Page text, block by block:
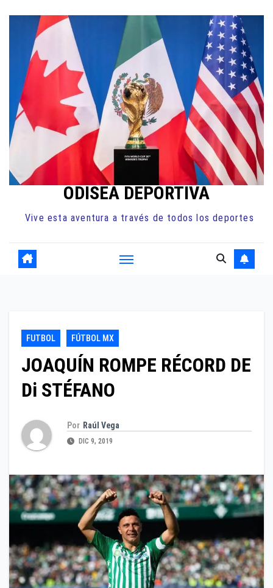
contenido
ODISEA DEPORTIVA
Vive esta aventura a través de todos los deportes
FUTBOL FÚTBOL MX
JOAQUÍN ROMPE RÉCORD DE
Di STÉFANO
Por Raúl Vega
DIC 9, 2019